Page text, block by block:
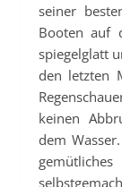
seiner
Booten auf
spiegelglatt
den letzten
keinen
dem